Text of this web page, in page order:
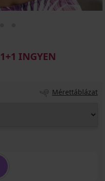
1+1 INGYEN
Mérettáblázat